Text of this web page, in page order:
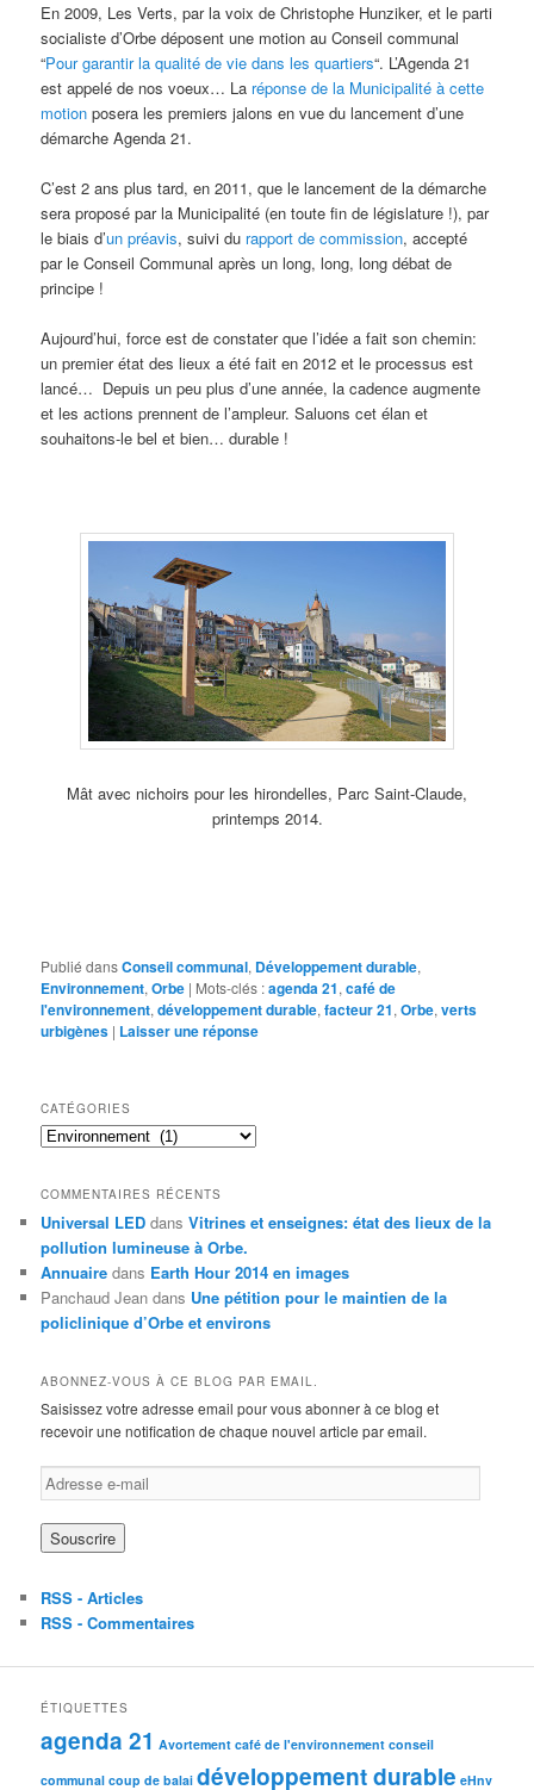
En 2009, Les Verts, par la voix de Christophe Hunziker, et le parti
socialiste d’Orbe déposent une motion au Conseil communal
“Pour garantir la qualité de vie dans les quartiers“. L’Agenda 21
est appelé de nos voeux… La réponse de la Municipalité à cette
motion posera les premiers jalons en vue du lancement d’une
démarche Agenda 21.
C’est 2 ans plus tard, en 2011, que le lancement de la démarche
sera proposé par la Municipalité (en toute fin de législature !), par
le biais d’un préavis, suivi du rapport de commission, accepté
par le Conseil Communal après un long, long, long débat de
principe !
Aujourd’hui, force est de constater que l’idée a fait son chemin:
un premier état des lieux a été fait en 2012 et le processus est
lancé… Depuis un peu plus d’une année, la cadence augmente
et les actions prennent de l’ampleur. Saluons cet élan et
souhaitons-le bel et bien… durable !
Mât avec nichoirs pour les hirondelles, Parc Saint-Claude,
printemps 2014.
Publié dansConseil communal, Développement durable,
Environnement,Orbe | Mots-clés :agenda 21,café de
l'environnement,développement durable,facteur 21,Orbe,verts
urbigènes | Laisser une réponse
CATÉGORIES
C
é
g
o
r
i
e
s
COMMENTAIRES RÉCENTS
Universal LED dansVitrines et enseignes: état des lieux de la
pollution lumineuse à Orbe.
Annuaire dans Earth Hour 2014 en images
Panchaud Jean dans Une pétition pour le maintien de la
policlinique d’Orbe et environs
ABONNEZ-VOUS À CE BLOG PAR EMAIL.
Saisissez votre adresse email pour vous abonner à ce blog et
recevoir une notification de chaque nouvel article par email.
A
d
r
e
s
e
e
a
l
RSS - Articles
RSS - Commentaires
ÉTIQUETTES
agenda 21 Avortement café de l'environnement conseil
communal coup de balai développement durable eHnv